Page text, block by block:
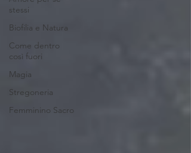
stessi
Biofilia e Natura
Come dentro
così fuori
Magia
Stregoneria
Femminino Sacro